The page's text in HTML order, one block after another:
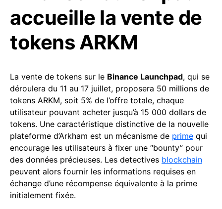
accueille la vente de
tokens ARKM
La vente de tokens sur le Binance Launchpad, qui se
déroulera du 11 au 17 juillet, proposera 50 millions de
tokens ARKM, soit 5% de l’offre totale, chaque
utilisateur pouvant acheter jusqu’à 15 000 dollars de
tokens. Une caractéristique distinctive de la nouvelle
plateforme d’Arkham est un mécanisme de prime qui
encourage les utilisateurs à fixer une “bounty” pour
des données précieuses. Les detectives blockchain
peuvent alors fournir les informations requises en
échange d’une récompense équivalente à la prime
initialement fixée.